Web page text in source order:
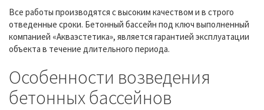
Все работы производятся с высоким качеством и в строго
отведенные сроки. Бетонный бассейн под ключ выполненный
компанией «Акваэстетика», является гарантией эксплуатации
объекта в течение длительного периода.
Особенности возведения
бетонных бассейнов